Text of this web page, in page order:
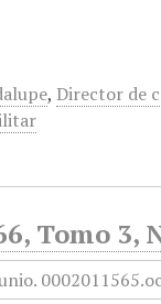
, Director de
Tomo 3,